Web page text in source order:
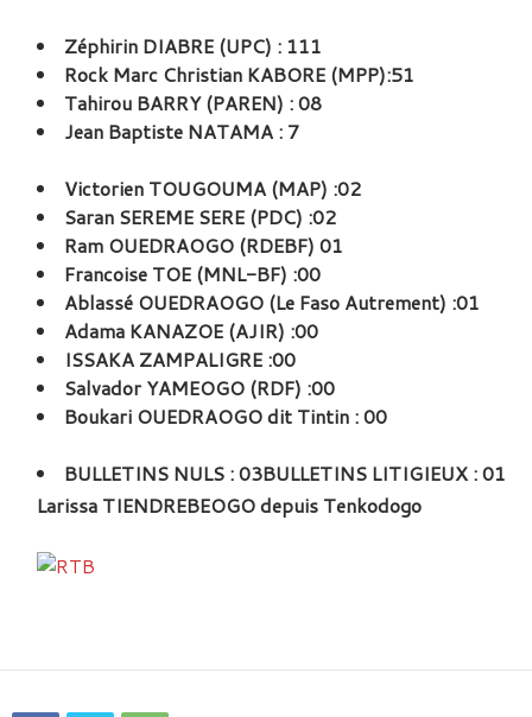
Zéphirin DIABRE (UPC) : 111
Rock Marc Christian KABORE (MPP):51
Tahirou BARRY (PAREN) : 08
Jean Baptiste NATAMA : 7
Victorien TOUGOUMA (MAP) :02
Saran SEREME SERE (PDC) :02
Ram OUEDRAOGO (RDEBF) 01
Francoise TOE (MNL-BF) :00
Ablassé OUEDRAOGO (Le Faso Autrement) :01
Adama KANAZOE (AJIR) :00
ISSAKA ZAMPALIGRE :00
Salvador YAMEOGO (RDF) :00
Boukari OUEDRAOGO dit Tintin : 00
BULLETINS NULS : 03BULLETINS LITIGIEUX : 01
Larissa TIENDREBEOGO depuis Tenkodogo